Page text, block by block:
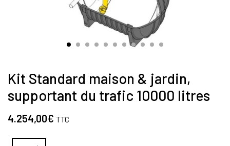
Kit Standard maison & jardin,
supportant du trafic 10000 litres
4.254,00€ TTC